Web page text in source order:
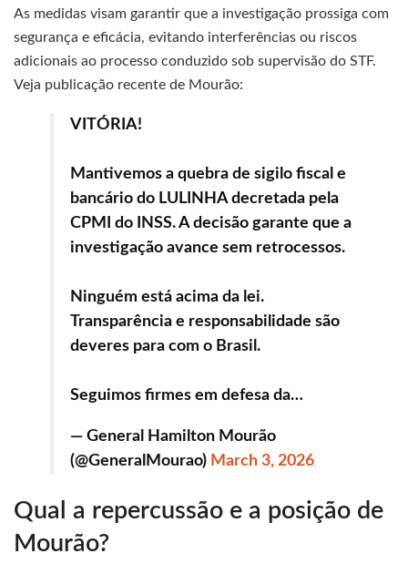
As medidas visam garantir que a investigação prossiga com
segurança e eficácia, evitando interferências ou riscos
adicionais ao processo conduzido sob supervisão do STF.
Veja publicação recente de Mourão:
VITÓRIA!
Mantivemos a quebra de sigilo fiscal e
bancário do LULINHA decretada pela
CPMI do INSS. A decisão garante que a
investigação avance sem retrocessos.
Ninguém está acima da lei.
Transparência e responsabilidade são
deveres para com o Brasil.
Seguimos firmes em defesa da…
— General Hamilton Mourão
(@GeneralMourao) March 3, 2026
Qual a repercussão e a posição de
Mourão?